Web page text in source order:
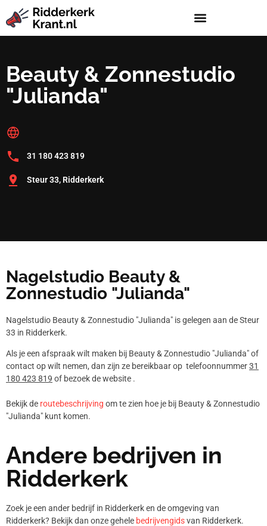
Beauty & Zonnestudio
"Julianda"
31 180 423 819
Steur 33, Ridderkerk
Nagelstudio Beauty &
Zonnestudio "Julianda"
Nagelstudio Beauty & Zonnestudio "Julianda" is gelegen aan de Steur
33 in Ridderkerk.
Als je een afspraak wilt maken bij Beauty & Zonnestudio "Julianda" of
contact op wilt nemen, dan zijn ze bereikbaar op telefoonnummer31
180 423 819 of bezoek de website .
Bekijk de routebeschrijving om te zien hoe je bij Beauty & Zonnestudio
"Julianda" kunt komen.
Andere bedrijven in
Ridderkerk
Zoek je een ander bedrijf in Ridderkerk en de omgeving van
Ridderkerk? Bekijk dan onze gehele bedrijvengidsvan Ridderkerk.